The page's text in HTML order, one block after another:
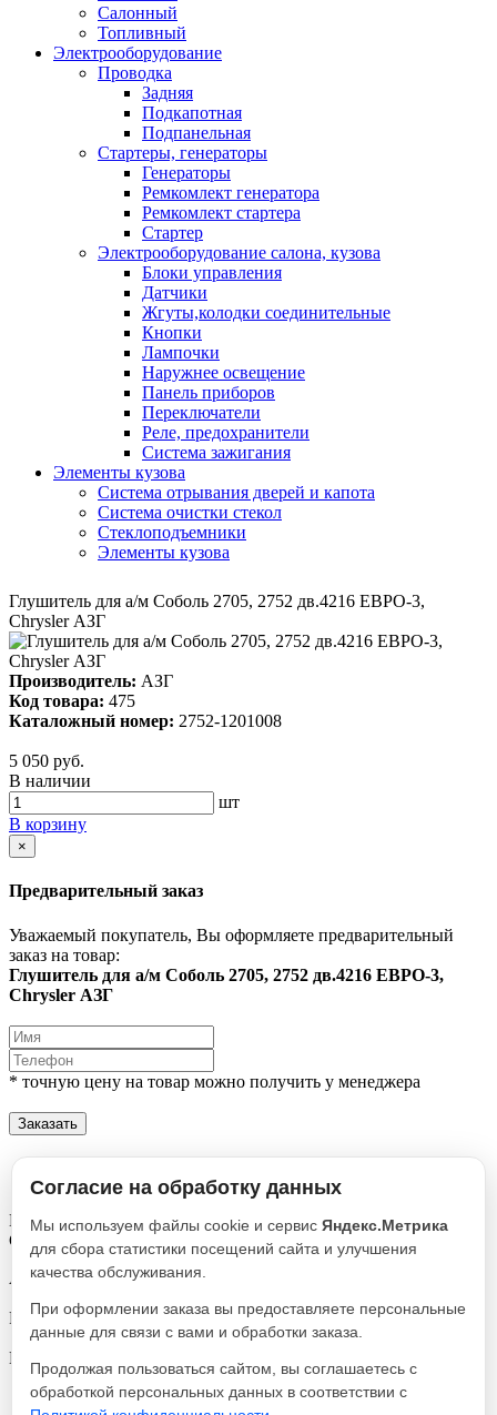
Салонный
Топливный
Электрооборудование
Проводка
Задняя
Подкапотная
Подпанельная
Стартеры, генераторы
Генераторы
Ремкомлект генератора
Ремкомлект стартера
Стартер
Электрооборудование салона, кузова
Блоки управления
Датчики
Жгуты,колодки соединительные
Кнопки
Лампочки
Наружнее освещение
Панель приборов
Переключатели
Реле, предохранители
Система зажигания
Элементы кузова
Система отрывания дверей и капота
Система очистки стекол
Стеклоподъемники
Элементы кузова
Глушитель для а/м Соболь 2705, 2752 дв.4216 ЕВРО-3,
Chrysler АЗГ
Производитель: АЗГ
Код товара: 475
Каталожный номер: 2752-1201008
5 050 руб.
В наличии
шт
В корзину
×
Предварительный заказ
Уважаемый покупатель, Вы оформляете предварительный
заказ на товар:
Глушитель для а/м Соболь 2705, 2752 дв.4216 ЕВРО-3,
Chrysler АЗГ
* точную цену на товар можно получить у менеджера
Заказать
Описание
Характеристики
Глушитель для а/м Соболь 2705, 2752 дв.4216 ЕВРО-3,
Chrysler АЗГ
Артикул
Реквизиты
Глушитель / Товар / 475
Производитель
АЗГ
Согласие на обработку данных
Мы используем файлы cookie и сервис Яндекс.Метрика
для сбора статистики посещений сайта и улучшения
качества обслуживания.
При оформлении заказа вы предоставляете персональные
данные для связи с вами и обработки заказа.
Продолжая пользоваться сайтом, вы соглашаетесь с
обработкой персональных данных в соответствии с